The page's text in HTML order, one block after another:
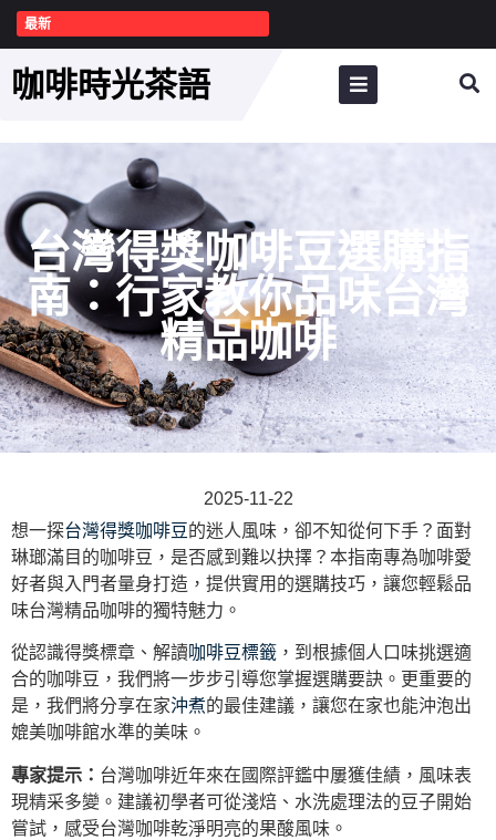
最新
咖啡時光茶語
台灣得獎咖啡豆選購指
南：行家教你品味台灣
精品咖啡
2025-11-22
想一探台灣得獎咖啡豆的迷人風味，卻不知從何下手？面對
琳瑯滿目的咖啡豆，是否感到難以抉擇？本指南專為咖啡愛
好者與入門者量身打造，提供實用的選購技巧，讓您輕鬆品
味台灣精品咖啡的獨特魅力。
從認識得獎標章、解讀咖啡豆標籤 ，到根據個人口味挑選適
合的咖啡豆，我們將一步步引導您掌握選購要訣。更重要的
是，我們將分享在家沖煮的最佳建議，讓您在家也能沖泡出
媲美咖啡館水準的美味。
專家提示： 台灣咖啡近年來在國際評鑑中屢獲佳績，風味表
現精采多變。建議初學者可從淺焙、水洗處理法的豆子開始
嘗試，感受台灣咖啡乾淨明亮的果酸風味。